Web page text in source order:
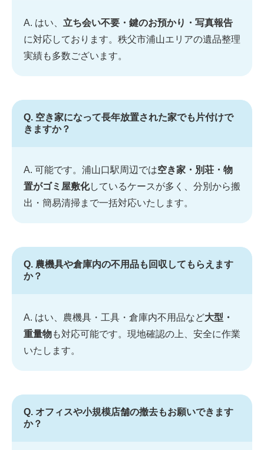
A. はい、 立ち会い不要・鍵のお預かり・写真報告
に対応しております。秩父市浦山エリアの遺品整理
実績も多数ございます。
Q. 空き家になって長年放置された家でも片付けで
きますか？
A. 可能です。浦山口駅周辺では空き家・別荘・物
置がゴミ屋敷化しているケースが多く、分別から搬
出・簡易清掃まで一括対応いたします。
Q. 農機具や倉庫内の不用品も回収してもらえます
か？
A. はい、農機具・工具・倉庫内不用品など大型・
重量物も対応可能です。現地確認の上、安全に作業
いたします。
Q. オフィスや小規模店舗の撤去もお願いできます
か？